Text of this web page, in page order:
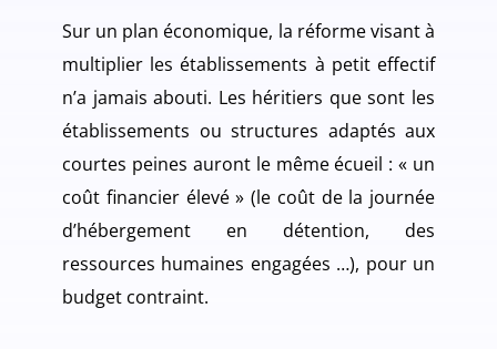
Sur un plan économique, la réforme visant à
multiplier les établissements à petit effectif
n’a jamais abouti. Les héritiers que sont les
établissements ou structures adaptés aux
courtes peines auront le même écueil : « un
coût financier élevé » (le coût de la journée
d’hébergement en détention, des
ressources humaines engagées …), pour un
budget contraint.